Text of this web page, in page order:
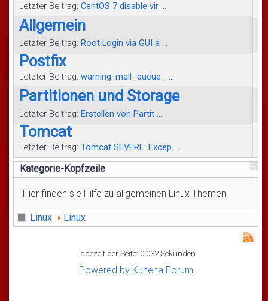
Letzter Beitrag: CentOS 7 disable vir ...
Allgemein
Letzter Beitrag: Root Login via GUI a ...
Postfix
Letzter Beitrag: warning: mail_queue_ ...
Partitionen und Storage
Letzter Beitrag: Erstellen von Partit ...
Tomcat
Letzter Beitrag: Tomcat SEVERE: Excep ...
Kategorie-Kopfzeile
Hier finden sie Hilfe zu allgemeinen Linux Themen
Linux Linux
Ladezeit der Seite: 0.032 Sekunden
Powered by Kunena Forum